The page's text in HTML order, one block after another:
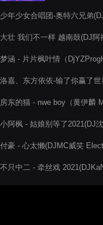
少年少女合唱团-奥特六兄弟
大壮 我们不一样 越南鼓(DJ阿
梦涵 - 片片枫叶情（
洛嘉、东方依依-输了你赢了
房东的猫 - nwe boy（黄伊麟
小阿枫 - 姑娘别等了2021(DJ
付豪 - 心太懒(DJMC威笑
不只中二 - 牵丝戏